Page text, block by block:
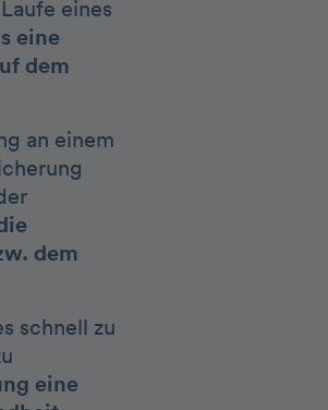
eines
eine
dem
an einem
dem
schnell zu
eine